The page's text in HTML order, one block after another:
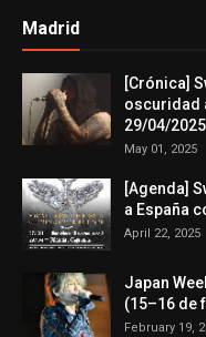
Madrid
[Crónica]
oscuridad
29/04/2025
May 01, 2025
[Agenda]
a España
April 22, 2025
Japan
(15–16 de
February 19,